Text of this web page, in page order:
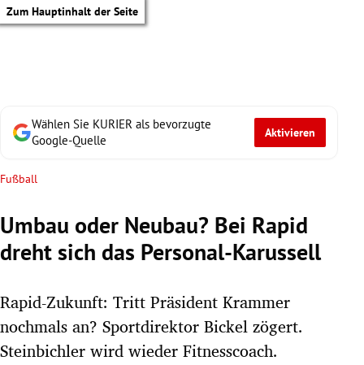
Zum Hauptinhalt der Seite
Untermenü
Wählen Sie KURIER als bevorzugte
Google-Quelle
Aktivieren
Fußball
Umbau oder Neubau? Bei Rapid
dreht sich das Personal-Karussell
Rapid-Zukunft: Tritt Präsident Krammer
nochmals an? Sportdirektor Bickel zögert.
Steinbichler wird wieder Fitnesscoach.